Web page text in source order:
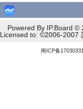
Powered By IP.Board ©
Licensed to: ©2006-2007
闽ICP备